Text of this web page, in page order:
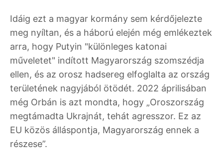
Idáig ezt a magyar kormány sem kérdőjelezte
meg nyíltan, és a háború elején még emlékeztek
arra, hogy Putyin "különleges katonai
műveletet" indított Magyarország szomszédja
ellen, és az orosz hadsereg elfoglalta az ország
területének nagyjából ötödét. 2022 áprilisában
még Orbán is azt mondta, hogy „Oroszország
megtámadta Ukrajnát, tehát agresszor. Ez az
EU közös álláspontja, Magyarország ennek a
részese”.